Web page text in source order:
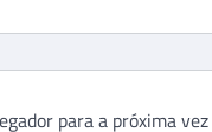
para a próxima